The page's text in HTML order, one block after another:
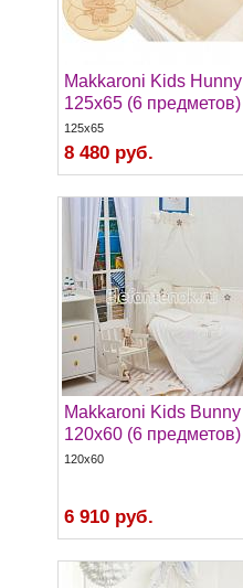
Makkaroni Kids Hunny
125х65 (6 предметов)
125x65
8 480 руб.
Makkaroni Kids Bunny
120х60 (6 предметов)
120x60
6 910 руб.